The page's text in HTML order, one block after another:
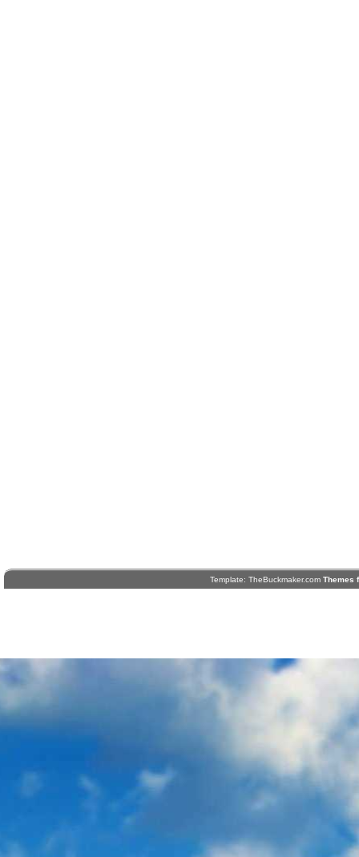
Template: TheBuckmaker.com Themes